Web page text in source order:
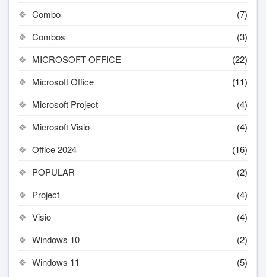
Combo
(7)
Combos
(3)
MICROSOFT OFFICE
(22)
Microsoft Office
(11)
Microsoft Project
(4)
Microsoft Visio
(4)
Office 2024
(16)
POPULAR
(2)
Project
(4)
Visio
(4)
Windows 10
(2)
Windows 11
(5)